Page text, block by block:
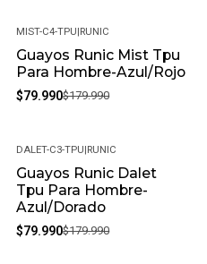
-56%
MIST-C4-TPU RUNIC
Guayos Runic Mist Tpu
Para Hombre-Azul/Rojo
$79.990$179.990
-56%
DALET-C3-TPU|RUNIC
Guayos Runic Dalet
Tpu Para Hombre-
Azul/Dorado
$79.990$179.990